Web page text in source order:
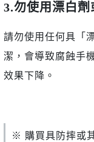
3.勿使用漂白
請勿使用任何具「
潔，會導致腐蝕手
效果下降。
※ 購買具防摔或